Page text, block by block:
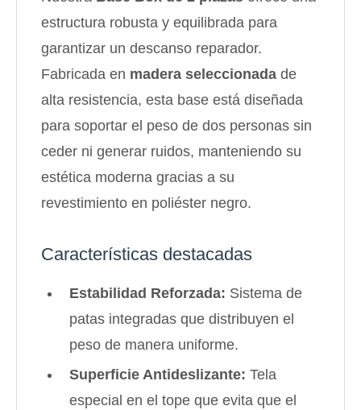
estructura robusta y equilibrada para
garantizar un descanso reparador.
Fabricada en madera seleccionada de
alta resistencia, esta base está diseñada
para soportar el peso de dos personas sin
ceder ni generar ruidos, manteniendo su
estética moderna gracias a su
revestimiento en poliéster negro.
Características destacadas
Estabilidad Reforzada: Sistema de
patas integradas que distribuyen el
peso de manera uniforme.
Superficie Antideslizante: Tela
especial en el tope que evita que el
Comprá ahora y Pagá
Después, hasta en 12
cuotas y sin tocar tu
tarjeta de crédito
¡Sumate a la forma más ágil de
comprar!
12 cuotas * ¡Solo con tu cédula!
Verifica si estás calificado para comprar con
Cédula de identidad
Celular
Después.
¡Tenés hasta
prefieras!
Elegí tus productos preferidos
Ups!
Parece que no tenes oferta, lamentamos
contactanos en
preguntas@pagodespues.com.uy
¡Algo salió mal!
Por favor intenta nuevamente mas tarde.